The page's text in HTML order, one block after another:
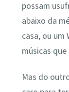
possam
abaixo da
casa, ou um
músicas
Mas do